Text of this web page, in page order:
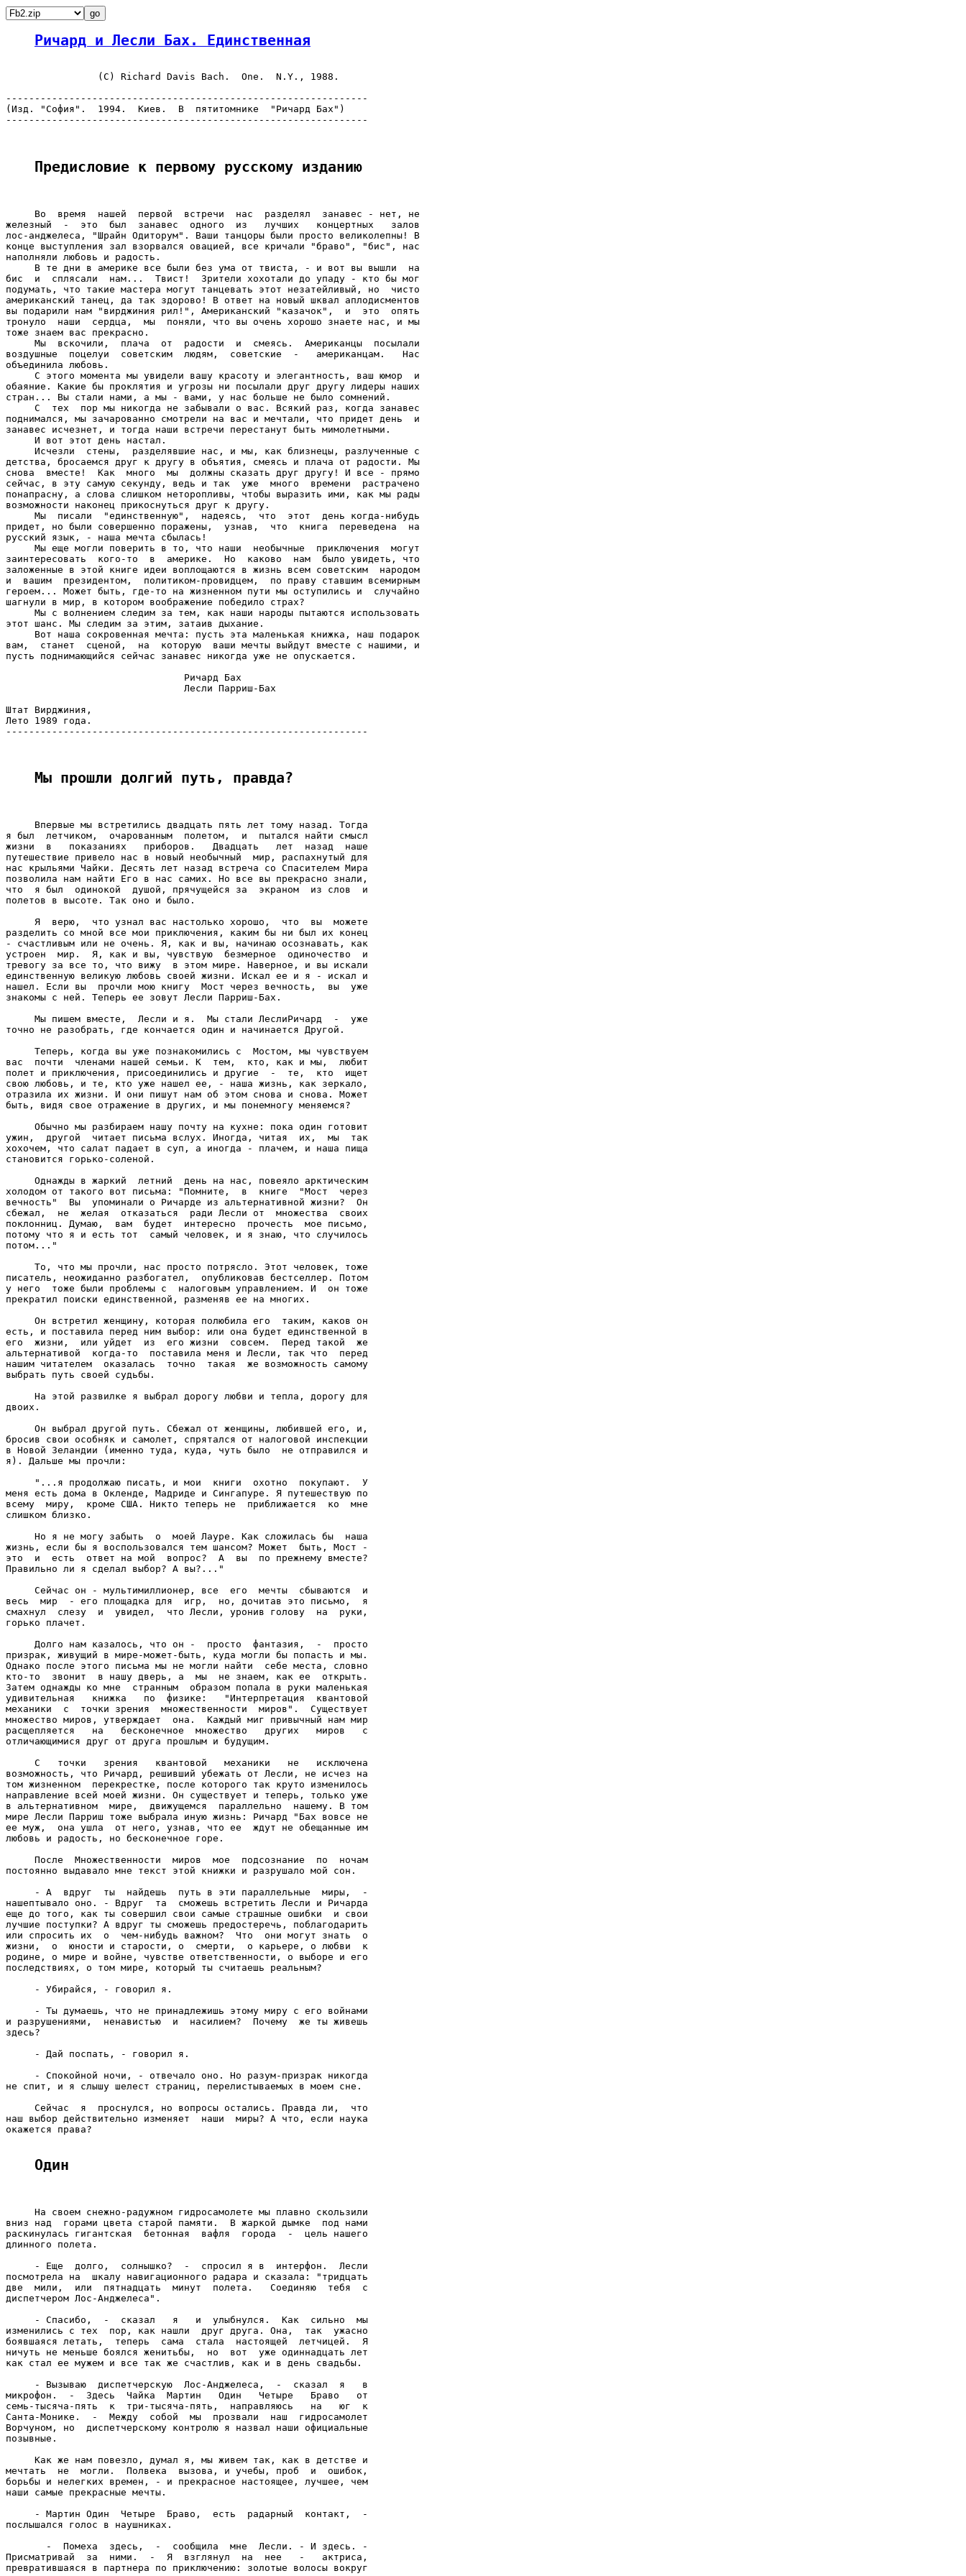
Ричард и Лесли Бах. Единственная
                (C) Richard Davis Bach.  One.  N.Y., 1988.
---------------------------------------------------------------
(Изд. "София".  1994.  Киев.  В  пятитомнике  "Ричард Бах")
---------------------------------------------------------------
Предисловие к первому русскому изданию
     Во  время  нашей  первой  встречи  нас  разделял  занавес - нет, не
железный  -  это  был  занавес  одного  из   лучших   концертных   залов
лос-анджелеса, "Шрайн Одиторум". Ваши танцоры были просто великолепны! В
конце выступления зал взорвался овацией, все кричали "браво", "бис", нас
наполняли любовь и радость.
     В те дни в америке все были без ума от твиста, - и вот вы вышли  на
бис  и  сплясали  нам...  Твист!  Зрители хохотали до упаду - кто бы мог
подумать, что такие мастера могут танцевать этот незатейливый, но  чисто
американский танец, да так здорово! В ответ на новый шквал аплодисментов
вы подарили нам "вирджиния рил!", Американский "казачок",  и  это  опять
тронуло  наши  сердца,  мы  поняли, что вы очень хорошо знаете нас, и мы
тоже знаем вас прекрасно.
     Мы  вскочили,  плача  от  радости  и  смеясь.  Американцы  посылали
воздушные  поцелуи  советским  людям,  советские  -   американцам.   Нас
объединила любовь.
     С этого момента мы увидели вашу красоту и элегантность, ваш юмор  и
обаяние. Какие бы проклятия и угрозы ни посылали друг другу лидеры наших
стран... Вы стали нами, а мы - вами, у нас больше не было сомнений.
     С  тех  пор мы никогда не забывали о вас. Всякий раз, когда занавес
поднимался, мы зачарованно смотрели на вас и мечтали, что придет день  и
занавес исчезнет, и тогда наши встречи перестанут быть мимолетными.
     И вот этот день настал.
     Исчезли  стены,  разделявшие нас, и мы, как близнецы, разлученные с
детства, бросаемся друг к другу в объятия, смеясь и плача от радости. Мы
снова  вместе!  Как  много  мы  должны сказать друг другу! И все - прямо
сейчас, в эту самую секунду, ведь и так  уже  много  времени  растрачено
понапрасну, а слова слишком неторопливы, чтобы выразить ими, как мы рады
возможности наконец прикоснуться друг к другу.
     Мы  писали  "единственную",  надеясь,  что  этот  день когда-нибудь
придет, но были совершенно поражены,  узнав,  что  книга  переведена  на
русский язык, - наша мечта сбылась!
     Мы еще могли поверить в то, что наши  необычные  приключения  могут
заинтересовать  кого-то  в  америке.  Но  каково  нам  было увидеть, что
заложенные в этой книге идеи воплощаются в жизнь всем советским  народом
и  вашим  президентом,  политиком-провидцем,  по праву ставшим всемирным
героем... Может быть, где-то на жизненном пути мы оступились и  случайно
шагнули в мир, в котором воображение победило страх?
     Мы с волнением следим за тем, как наши народы пытаются использовать
этот шанс. Мы следим за этим, затаив дыхание.
     Вот наша сокровенная мечта: пусть эта маленькая книжка, наш подарок
вам,  станет  сценой,  на  которую  ваши мечты выйдут вместе с нашими, и
пусть поднимающийся сейчас занавес никогда уже не опускается.
                               Ричард Бах
                               Лесли Парриш-Бах
Штат Вирджиния,
Лето 1989 года.
---------------------------------------------------------------
Мы прошли долгий путь, правда?
     Впервые мы встретились двадцать пять лет тому назад. Тогда
я был  летчиком,  очарованным  полетом,  и  пытался найти смысл
жизни  в   показаниях   приборов.   Двадцать   лет  назад  наше
путешествие привело нас в новый необычный  мир, распахнутый для
нас крыльями Чайки. Десять лет назад встреча со Спасителем Мира
позволила нам найти Его в нас самих. Но все вы прекрасно знали,
что  я был  одинокой  душой, прячущейся за  экраном  из слов  и
полетов в высоте. Так оно и было.
     Я  верю,  что узнал вас настолько хорошо,  что  вы  можете
разделить со мной все мои приключения, каким бы ни был их конец
- счастливым или не очень. Я, как и вы, начинаю осознавать, как
устроен  мир.  Я, как и вы, чувствую  безмерное  одиночество  и
тревогу за все то, что вижу  в этом мире. Наверное, и вы искали
единственную великую любовь своей жизни. Искал ее и я - искал и
нашел. Если вы  прочли мою книгу  Мост через вечность,  вы  уже
знакомы с ней. Теперь ее зовут Лесли Парриш-Бах.
     Мы пишем вместе,  Лесли и я.  Мы стали ЛеслиРичард  -  уже
точно не разобрать, где кончается один и начинается Другой.
     Теперь, когда вы уже познакомились с  Мостом, мы чувствуем
вас  почти  членами нашей семьи. К  тем,  кто, как и мы,  любит
полет и приключения, присоединились и другие  -  те,  кто  ищет
свою любовь, и те, кто уже нашел ее, - наша жизнь, как зеркало,
отразила их жизни. И они пишут нам об этом снова и снова. Может
быть, видя свое отражение в других, и мы понемногу меняемся?
     Обычно мы разбираем нашу почту на кухне: пока один готовит
ужин,  другой  читает письма вслух. Иногда, читая  их,  мы  так
хохочем, что салат падает в суп, а иногда - плачем, и наша пища
становится горько-соленой.
     Однажды в жаркий  летний  день на нас, повеяло арктическим
холодом от такого вот письма: "Помните,  в  книге  "Мост  через
вечность"  Вы  упоминали о Ричарде из альтернативной жизни?  Он
сбежал,  не  желая  отказаться  ради Лесли от  множества  своих
поклонниц. Думаю,  вам  будет  интересно  прочесть  мое письмо,
потому что я и есть тот  самый человек, и я знаю, что случилось
потом..."
     То, что мы прочли, нас просто потрясло. Этот человек, тоже
писатель, неожиданно разбогател,  опубликовав бестселлер. Потом
у него  тоже были проблемы с  налоговым управлением. И  он тоже
прекратил поиски единственной, разменяв ее на многих.
     Он встретил женщину, которая полюбила его  таким, каков он
есть, и поставила перед ним выбор: или она будет единственной в
его  жизни,  или уйдет  из  его жизни  совсем.  Перед такой  же
альтернативой  когда-то  поставила меня и Лесли, так что  перед
нашим читателем  оказалась  точно  такая  же возможность самому
выбрать путь своей судьбы.
     На этой развилке я выбрал дорогу любви и тепла, дорогу для
двоих.
     Он выбрал другой путь. Сбежал от женщины, любившей его, и,
бросив свои особняк и самолет, спрятался от налоговой инспекции
в Новой Зеландии (именно туда, куда, чуть было  не отправился и
я). Дальше мы прочли:
     "...я продолжаю писать, и мои  книги  охотно  покупают.  У
меня есть дома в Окленде, Мадриде и Сингапуре. Я путешествую по
всему  миру,  кроме США. Никто теперь не  приближается  ко  мне
слишком близко.
     Но я не могу забыть  о  моей Лауре. Как сложилась бы  наша
жизнь, если бы я воспользовался тем шансом? Может  быть, Мост -
это  и  есть  ответ на мой  вопрос?  А  вы  по прежнему вместе?
Правильно ли я сделал выбор? А вы?..."
     Сейчас он - мультимиллионер, все  его  мечты  сбываются  и
весь  мир  - его площадка для  игр,  но, дочитав это письмо,  я
смахнул  слезу  и  увидел,  что Лесли, уронив голову  на  руки,
горько плачет.
     Долго нам казалось, что он -  просто  фантазия,  -  просто
призрак, живущий в мире-может-быть, куда могли бы попасть и мы.
Однако после этого письма мы не могли найти  себе места, словно
кто-то  звонит  в нашу дверь, а  мы  не знаем, как ее  открыть.
Затем однажды ко мне  странным  образом попала в руки маленькая
удивительная   книжка   по  физике:   "Интерпретация  квантовой
механики  с  точки зрения  множественности  миров".  Существует
множество миров, утверждает  она.  Каждый миг привычный нам мир
расщепляется   на   бесконечное  множество   других   миров   с
отличающимися друг от друга прошлым и будущим.
     С   точки   зрения   квантовой   механики   не   исключена
возможность, что Ричард, решивший убежать от Лесли, не исчез на
том жизненном  перекрестке, после которого так круто изменилось
направление всей моей жизни. Он существует и теперь, только уже
в альтернативном  мире,  движущемся  параллельно  нашему. В том
мире Лесли Парриш тоже выбрала иную жизнь: Ричард "Бах вовсе не
ее муж,  она ушла  от него, узнав, что ее  ждут не обещанные им
любовь и радость, но бесконечное горе.
     После  Множественности  миров  мое  подсознание  по  ночам
постоянно выдавало мне текст этой книжки и разрушало мой сон.
     - А  вдруг  ты  найдешь  путь в эти параллельные  миры,  -
нашептывало оно. - Вдруг  та  сможешь встретить Лесли и Ричарда
еще до того, как ты совершил свои самые страшные ошибки  и свои
лучшие поступки? А вдруг ты сможешь предостеречь, поблагодарить
или спросить их  о  чем-нибудь важном?  Что  они могут знать  о
жизни,  о  юности и старости, о  смерти,  о карьере, о любви  к
родине, о мире и войне, чувстве ответственности, о выборе и его
последствиях, о том мире, который ты считаешь реальным?
     - Убирайся, - говорил я.
     - Ты думаешь, что не принадлежишь этому миру с его войнами
и разрушениями,  ненавистью  и  насилием?  Почему  же ты живешь
здесь?
     - Дай поспать, - говорил я.
     - Спокойной ночи, - отвечало оно. Но разум-призрак никогда
не спит, и я слышу шелест страниц, перелистываемых в моем сне.
     Сейчас  я  проснулся, но вопросы остались. Правда ли,  что
наш выбор действительно изменяет  наши  миры? А что, если наука
окажется права?
Один
     На своем снежно-радужном гидросамолете мы плавно скользили
вниз над  горами цвета старой памяти.  В жаркой дымке  под нами
раскинулась гигантская  бетонная  вафля  города  -  цель нашего
длинного полета.
     - Еще  долго,  солнышко?  -  спросил я в  интерфон.  Лесли
посмотрела на  шкалу навигационного радара и сказала: "тридцать
две  мили,  или  пятнадцать  минут  полета.   Соединяю  тебя  с
диспетчером Лос-Анджелеса".
     - Спасибо,  -  сказал   я   и  улыбнулся.  Как  сильно  мы
изменились с тех  пор, как нашли  друг друга. Она,  так  ужасно
боявшаяся летать,  теперь  сама  стала  настоящей  летчицей.  Я
ничуть не меньше боялся женитьбы,  но  вот  уже одиннадцать лет
как стал ее мужем и все так же счастлив, как и в день свадьбы.
     - Вызываю  диспетчерскую  Лос-Анджелеса,  -  сказал  я   в
микрофон.  -  Здесь  Чайка  Мартин   Один   Четыре   Браво   от
семь-тысяча-пять  к  три-тысяча-пять,  направляюсь   на   юг  к
Санта-Монике.  -  Между  собой  мы  прозвали  наш  гидросамолет
Ворчуном, но  диспетчерскому контролю я назвал наши официальные
позывные.
     Как же нам повезло, думал я, мы живем так, как в детстве и
мечтать  не  могли.  Полвека  вызова, и учебы, проб  и  ошибок,
борьбы и нелегких времен, - и прекрасное настоящее, лучшее, чем
наши самые прекрасные мечты.
     - Мартин Один  Четыре  Браво,  есть  радарный  контакт,  -
послышался голос в наушниках.
       -  Помеха  здесь,  -  сообщила  мне  Лесли. - И здесь. -
Присматривай  за  ними.  -  Я  взглянул  на  нее   -   актриса,
превратившаяся в партнера по приключению: золотые волосы вокруг